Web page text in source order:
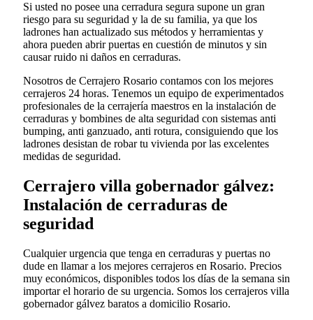
Si usted no posee una cerradura segura supone un gran
riesgo para su seguridad y la de su familia, ya que los
ladrones han actualizado sus métodos y herramientas y
ahora pueden abrir puertas en cuestión de minutos y sin
causar ruido ni daños en cerraduras.
Nosotros de Cerrajero Rosario contamos con los mejores
cerrajeros 24 horas. Tenemos un equipo de experimentados
profesionales de la cerrajería maestros en la instalación de
cerraduras y bombines de alta seguridad con sistemas anti
bumping, anti ganzuado, anti rotura, consiguiendo que los
ladrones desistan de robar tu vivienda por las excelentes
medidas de seguridad.
Cerrajero villa gobernador gálvez:
Instalación de cerraduras de
seguridad
Cualquier urgencia que tenga en cerraduras y puertas no
dude en llamar a los mejores cerrajeros en Rosario. Precios
muy económicos, disponibles todos los días de la semana sin
importar el horario de su urgencia. Somos los cerrajeros villa
gobernador gálvez baratos a domicilio Rosario.